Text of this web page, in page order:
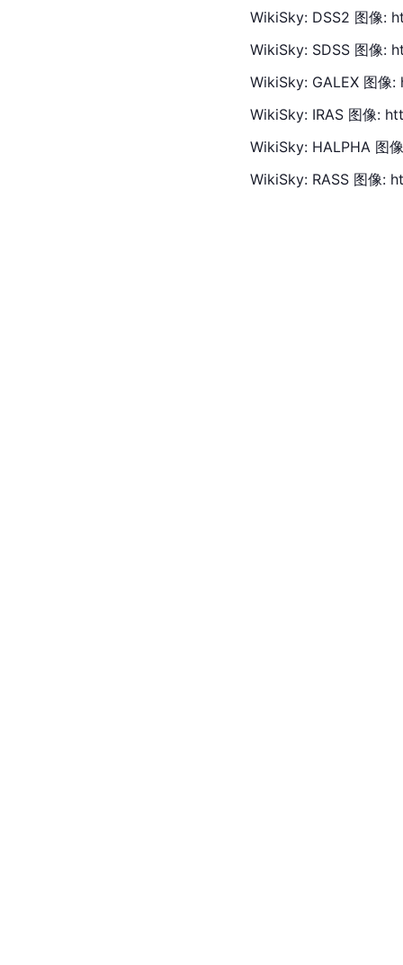
WikiSky: DSS2 图像:
WikiSky: SDSS 图像:
WikiSky: GALEX 图
WikiSky: IRAS 图像:
WikiSky: HALPHA 图
WikiSky: RASS 图像: